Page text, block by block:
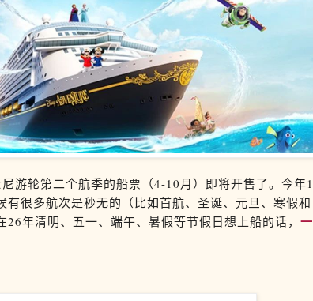
游轮第二个航季的船票（4-10月）即将开售了。 今年1
有很多航次是秒无的（比如首航、圣诞、元旦、寒假和
年清明、五一、端午、暑假等节假日想上船的话， 一